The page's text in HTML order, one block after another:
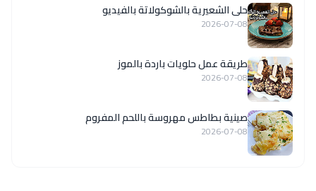
حلى الشعيرية بالشوكولاتة بالفيديو
2026-07-08
طريقة عمل حلويات باردة بالموز
2026-07-08
صينية بطاطس مهروسة باللحم المفروم
2026-07-08